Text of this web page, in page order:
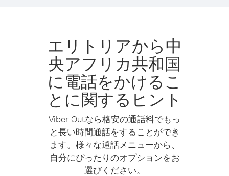
エリトリアから中
央アフリカ共和国
に電話をかけるこ
とに関するヒント
Viber Outなら格安の通話料でもっ
と長い時間通話をすることができ
ます。様々な通話メニューから、
自分にぴったりのオプションをお
選びください。